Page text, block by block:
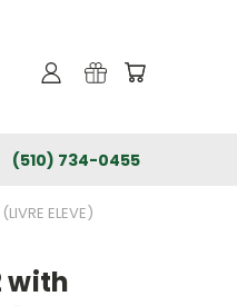
(510) 734-0455
ELEVE)
with